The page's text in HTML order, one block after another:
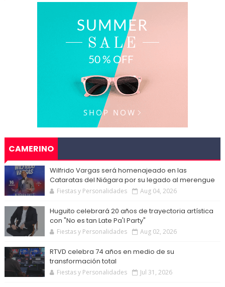
CAMERINO
Wilfrido Vargas será homenajeado en las
Cataratas del Niágara por su legado al merengue
Fiestas y Personalidades Aug 04, 2026
Huguito celebrará 20 años de trayectoria artística
con "No es tan Late Pa'l Party"
Fiestas y Personalidades Aug 02, 2026
RTVD celebra 74 años en medio de su
transformación total
Fiestas y Personalidades Jul 31, 2026